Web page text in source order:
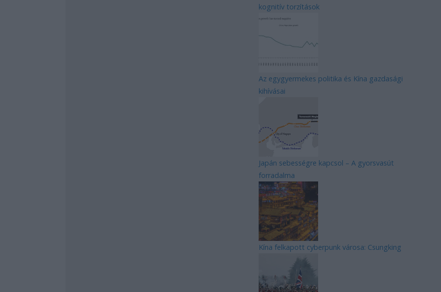
kognitív torzítások
Az egygyermekes politika és Kína gazdasági
kihívásai
Japán sebességre kapcsol – A gyorsvasút
forradalma
Kína felkapott cyberpunk városa: Csungking